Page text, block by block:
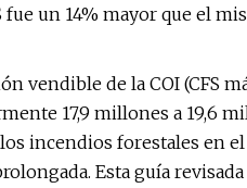
un 14% mayor que el
vendible de la COI (CFS
17,9 millones a 19,6
incendios forestales en
Esta guía